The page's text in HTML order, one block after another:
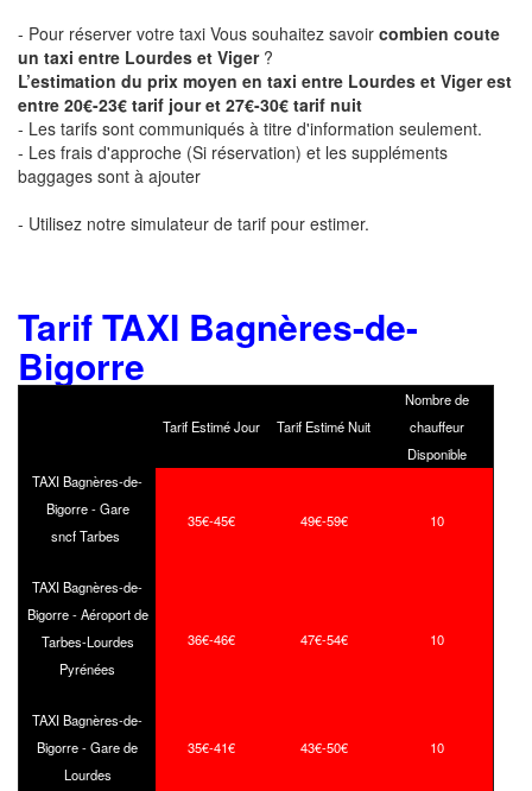
- Pour réserver votre taxi Vous souhaitez savoir combien coute
un taxi entre Lourdes et Viger?
L’estimation du prix moyen en taxi entre Lourdes et Viger est
entre 20€-23€ tarif jour et 27€-30€ tarif nuit
- Les tarifs sont communiqués à titre d'information seulement.
- Les frais d'approche (Si réservation) et les suppléments
baggages sont à ajouter
- Utilisez notre simulateur de tarif pour estimer.
Tarif TAXI Bagnères-de-
Bigorre
Tarif Estimé Jour Tarif Estimé Nuit
Nombre de
chauffeur
Disponible
TAXI Bagnères-de-
Bigorre - Gare
sncf Tarbes
35€-45€ 49€-59€ 10
TAXI Bagnères-de-
Bigorre - Aéroport de
Tarbes-Lourdes
Pyrénées
36€-46€ 47€-54€ 10
TAXI Bagnères-de-
Bigorre - Gare de
Lourdes
35€-41€ 43€-50€ 10